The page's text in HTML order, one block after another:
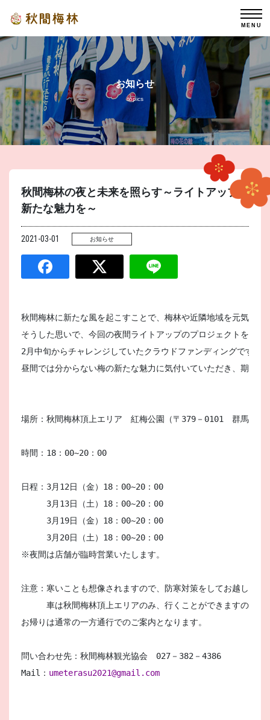
MENU
お知らせ
topics
秋間梅林の夜と未来を照らす～ライトアップで
新たな魅力を～
2021-03-01 お知らせ
秋間梅林に新たな風を起こすことで、梅林や近隣地域を元気にし
そうした思いで、今回の夜間ライトアップのプロジェクトを立ち
2月中旬からチャレンジしていたクラウドファンディングですが
昼間では分からない梅の新たな魅力に気付いていただき、期間
場所：秋間梅林頂上エリア　紅梅公園（〒379－0101　群馬県安
時間：18：00~20：00
日程：3月12日（金）18：00~20：00
3月13日（土）18：00~20：00
3月19日（金）18：00~20：00
3月20日（土）18：00~20：00
※夜間は店舗が臨時営業いたします。
注意：寒いことも想像されますので、防寒対策をしてお越しくだ
車は秋間梅林頂上エリアのみ、行くことができますので、車
お帰りは通常の一方通行でのご案内となります。
問い合わせ先：秋間梅林観光協会　027－382－4386
Mail： umeterasu2021@gmail.com